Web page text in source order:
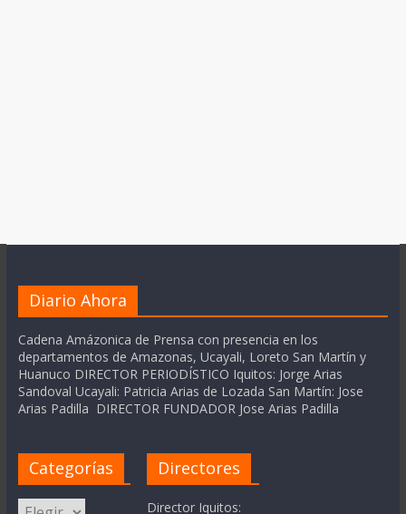
Diario Ahora
Cadena Amázonica de Prensa con presencia en los
departamentos de Amazonas, Ucayali, Loreto San Martín y
Huanuco DIRECTOR PERIODÍSTICO Iquitos: Jorge Arias
Sandoval Ucayali: Patricia Arias de Lozada San Martín: Jose
Arias Padilla DIRECTOR FUNDADOR Jose Arias Padilla
Categorías
Categorías
Directores
Director Iquitos: